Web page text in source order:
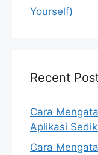
Yourself)
Recent
Cara
Aplikasi
Cara